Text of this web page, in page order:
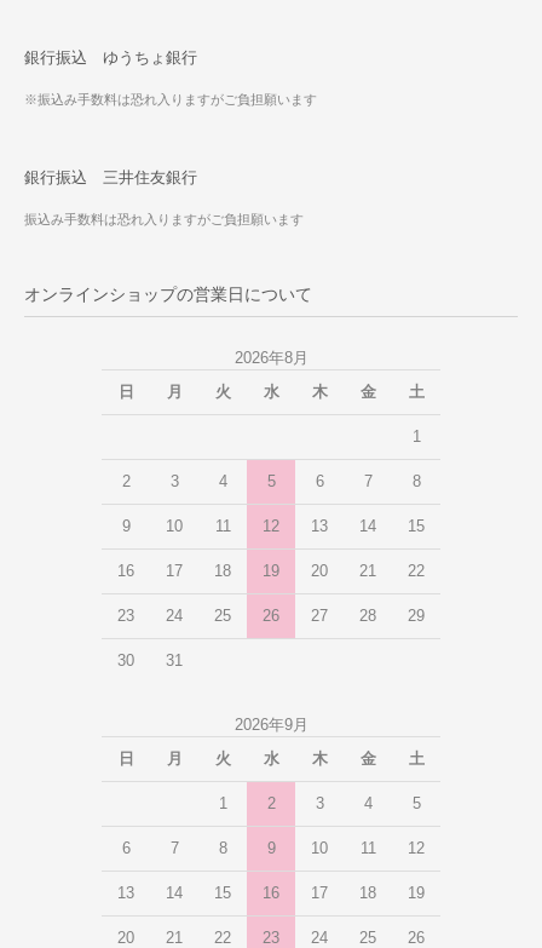
銀行振込 ゆうちょ銀行
※振込み手数料は恐れ入りますがご負担願います
銀行振込 三井住友銀行
振込み手数料は恐れ入りますがご負担願います
オンラインショップの営業日について
2026年8月
日
月 火 水 木 金 土
1
2 3 4 5 6 7 8
9 10 11 12 13 14 15
16 17 18 19 20 21 22
23 24 25 26 27 28 29
30 31
2026年9月
日
月 火 水 木 金 土
1 2 3 4 5
6 7 8 9 10 11 12
13 14 15 16 17 18 19
20 21 22 23 24 25 26